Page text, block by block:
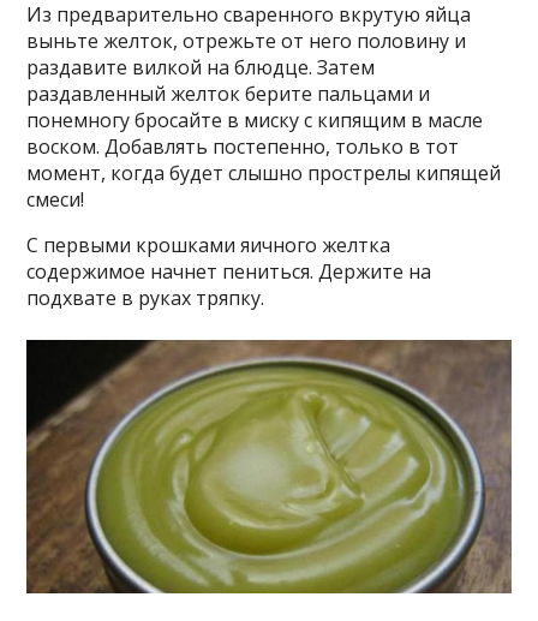
Из предварительно сваренного вкрутую яйца
выньте желток, отрежьте от него половину и
раздавите вилкой на блюдце. Затем
раздавленный желток берите пальцами и
понемногу бросайте в миску с кипящим в масле
воском. Добавлять постепенно, только в тот
момент, когда будет слышно прострелы кипящей
смеси!
С первыми крошками яичного желтка
содержимое начнет пениться. Держите на
подхвате в руках тряпку.